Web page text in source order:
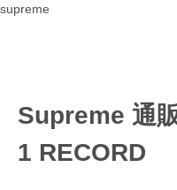
supreme
Supreme 通
1 RECORD